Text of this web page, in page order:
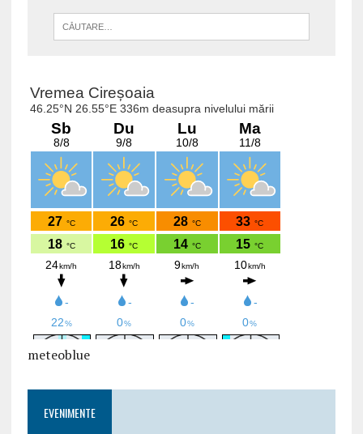
meteoblue
EVENIMENTE